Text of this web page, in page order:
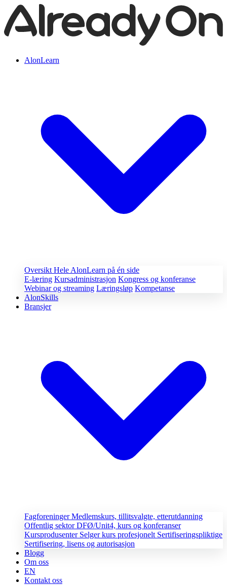
AlonLearn
Oversikt Hele AlonLearn på én side
E-læring Kursadministrasjon Kongress og konferanse
Webinar og streaming Læringsløp Kompetanse
AlonSkills
Bransjer
FagforeningerMedlemskurs, tillitsvalgte, etterutdanning
Offentlig sektorDFØ/Unit4, kurs og konferanser
Kursprodusenter Selger kurs profesjonelt Sertifiseringspliktige
Sertifisering, lisens og autorisasjon
Blogg
Om oss
EN
Kontakt oss